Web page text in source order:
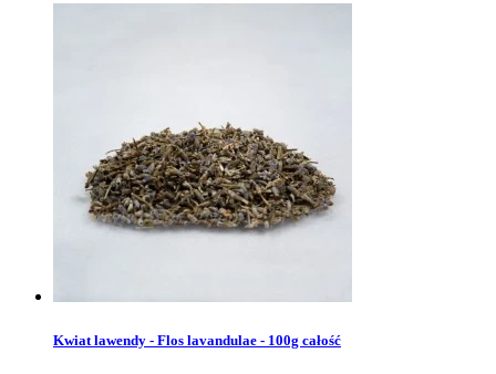
Kwiat lawendy - Flos lavandulae - 100g całość